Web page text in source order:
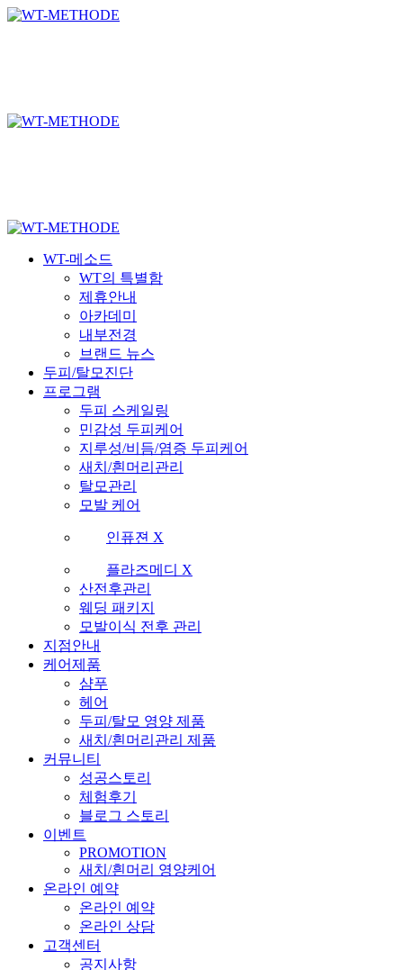
국내 최초 두피케어 브랜드
국내 최초 두피케어 브랜드
Skip
Menu
WT-메소드
WT의 특별함
제휴안내
아카데미
내부전경
브랜드 뉴스
두피/탈모진단
프로그램
두피 스케일링
민감성 두피케어
지루성/비듬/염증 두피케어
새치/흰머리관리
탈모관리
모발 케어
인퓨젼 X
플라즈메디 X
산전후관리
웨딩 패키지
모발이식 전후 관리
지점안내
케어제품
샴푸
헤어
두피/탈모 영양 제품
새치/흰머리관리 제품
커뮤니티
성공스토리
체험후기
블로그 스토리
이벤트
PROMOTION
새치/흰머리 영양케어
온라인 예약
온라인 예약
온라인 상담
고객센터
공지사항